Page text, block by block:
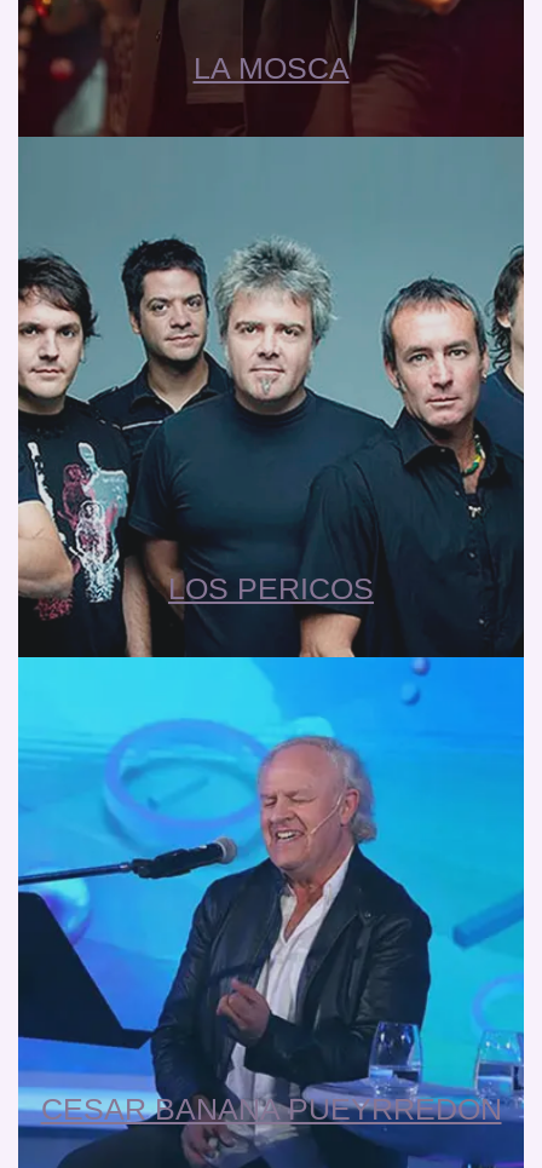
LA MOSCA
LOS PERICOS
CESAR BANANA PUEYRREDON